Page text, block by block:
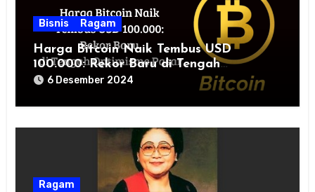
Bisnis Ragam
Harga Bitcoin Naik Tembus USD
100.000: Rekor Baru di Tengah
Optimisme Pasar
6 Desember 2024
Ragam